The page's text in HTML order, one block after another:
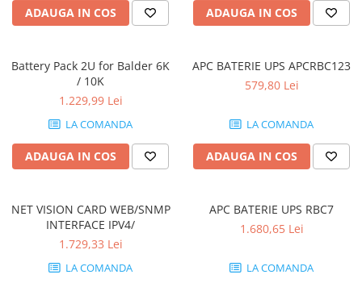
ADAUGA IN COS ADAUGA IN COS
Battery Pack 2U for Balder 6K
/ 10K
1.229,99 Lei
LA COMANDA
ADAUGA IN COS
APC BATERIE UPS APCRBC123
579,80 Lei
LA COMANDA
ADAUGA IN COS
NET VISION CARD WEB/SNMP
INTERFACE IPV4/
1.729,33 Lei
LA COMANDA
APC BATERIE UPS RBC7
1.680,65 Lei
LA COMANDA